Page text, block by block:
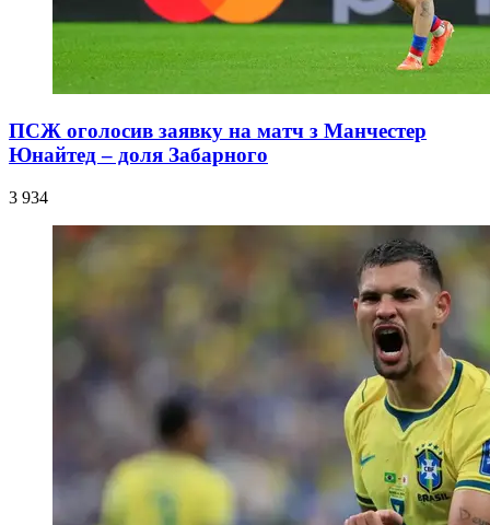
ПСЖ оголосив заявку на матч з Манчестер
Юнайтед – доля Забарного
3 934